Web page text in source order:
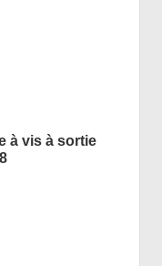
à vis à sortie